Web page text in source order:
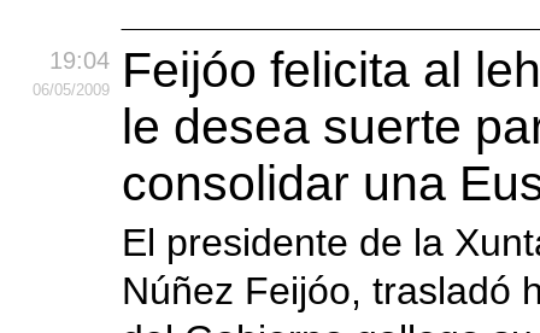
19:04
06/05/2009
Feijóo felicita al
le desea suerte
consolidar una
El presidente de la
Núñez Feijóo, trasladó